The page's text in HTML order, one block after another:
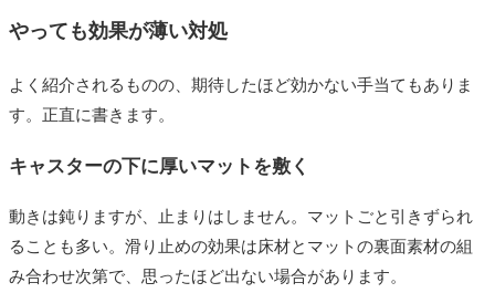
やっても効果が薄い対処
よく紹介されるものの、期待したほど効かない手当てもありま
す。正直に書きます。
キャスターの下に厚いマットを敷く
動きは鈍りますが、止まりはしません。マットごと引きずられ
ることも多い。滑り止めの効果は床材とマットの裏面素材の組
み合わせ次第で、思ったほど出ない場合があります。